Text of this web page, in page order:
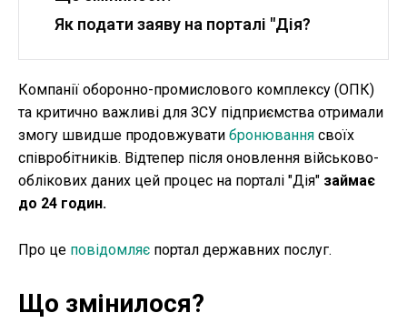
Як подати заяву на порталі "Дія?
Компанії оборонно-промислового комплексу (ОПК)
та критично важливі для ЗСУ підприємства отримали
змогу швидше продовжувати бронювання своїх
співробітників. Відтепер після оновлення військово-
облікових даних цей процес на порталі "Дія" займає
до 24 годин.
Про це повідомляє портал державних послуг.
Що змінилося?